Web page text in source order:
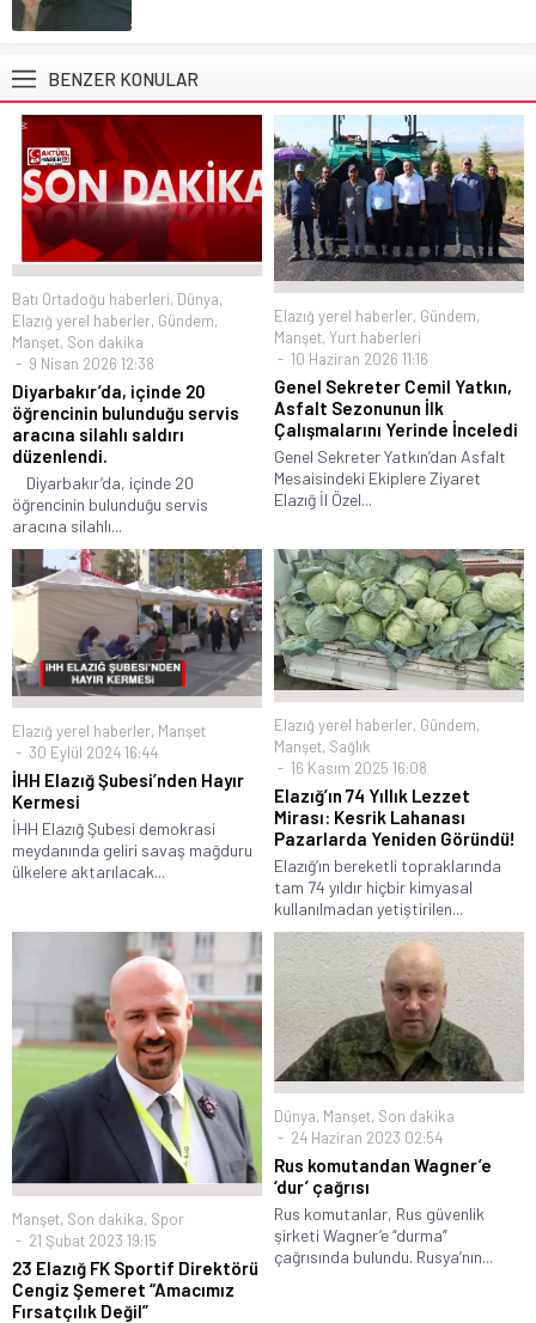
BENZER KONULAR
Batı Ortadoğu haberleri, Dünya,
Elazığ yerel haberler, Gündem,
Manşet, Son dakika
9 Nisan 2026 12:38
Diyarbakır’da, içinde 20
öğrencinin bulunduğu servis
aracına silahlı saldırı
düzenlendi.
Diyarbakır’da, içinde 20
öğrencinin bulunduğu servis
aracına silahlı...
Elazığ yerel haberler, Gündem,
Manşet, Yurt haberleri
10 Haziran 2026 11:16
Genel Sekreter Cemil Yatkın,
Asfalt Sezonunun İlk
Çalışmalarını Yerinde İnceledi
Genel Sekreter Yatkın’dan Asfalt
Mesaisindeki Ekiplere Ziyaret
Elazığ İl Özel...
Elazığ yerel haberler, Manşet
30 Eylül 2024 16:44
İHH Elazığ Şubesi’nden Hayır
Kermesi
İHH Elazığ Şubesi demokrasi
meydanında geliri savaş mağduru
ülkelere aktarılacak...
Elazığ yerel haberler, Gündem,
Manşet, Sağlık
16 Kasım 2025 16:08
Elazığ’ın 74 Yıllık Lezzet
Mirası: Kesrik Lahanası
Pazarlarda Yeniden Göründü!
Elazığ’ın bereketli topraklarında
tam 74 yıldır hiçbir kimyasal
kullanılmadan yetiştirilen...
Manşet, Son dakika, Spor
21 Şubat 2023 19:15
23 Elazığ FK Sportif Direktörü
Cengiz Şemeret “Amacımız
Fırsatçılık Değil”
Dünya, Manşet, Son dakika
24 Haziran 2023 02:54
Rus komutandan Wagner’e
‘dur’ çağrısı
Rus komutanlar, Rus güvenlik
şirketi Wagner’e “durma”
çağrısında bulundu. Rusya’nın...